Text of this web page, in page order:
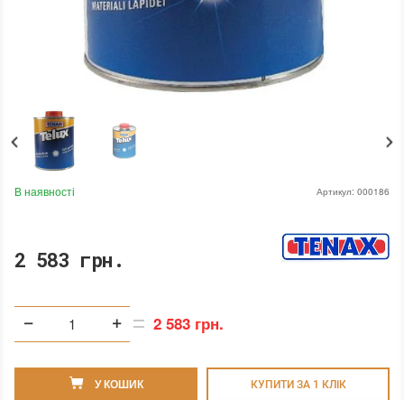
Артикул: 000186
В наявності
2 583 грн.
2 583 грн.
У КОШИК КУПИТИ ЗА 1 КЛIК